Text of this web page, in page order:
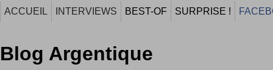
ACCUEIL INTERVIEWS BEST-OF SURPRISE !
Blog Argentique